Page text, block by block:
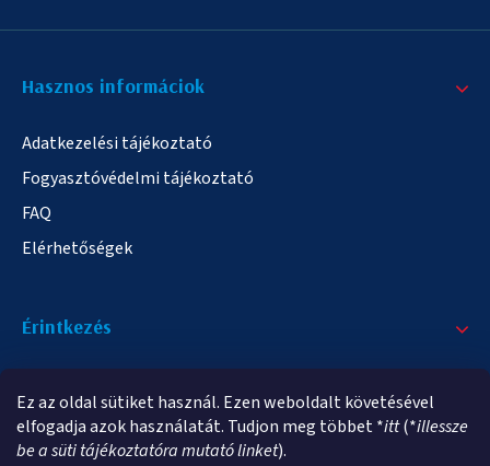
Ez az oldal sütiket használ. Ezen weboldalt követésével
elfogadja azok használatát. Tudjon meg többet *itt(*illessze
be a süti tájékoztatóra mutató linket).
Hasznos informáciok
Adatkezelési tájékoztató
Fogyasztóvédelmi tájékoztató
FAQ
Elérhetőségek
Érintkezés
info@elampa.hu